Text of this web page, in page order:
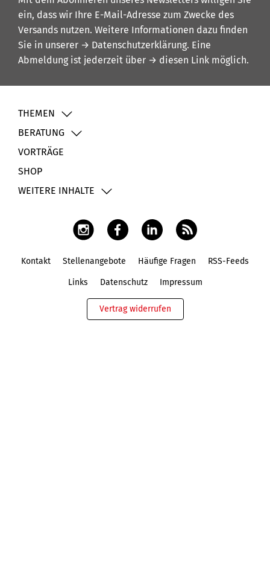
ein, dass wir Ihre E-Mail-Adresse zum Zwecke des
Versands nutzen. Weitere Informationen dazu finden
Sie in unserer → Datenschutzerklärung. Eine
Abmeldung ist jederzeit über → diesen Link möglich.
THEMEN
BERATUNG
VORTRÄGE
SHOP
WEITERE INHALTE
Kontakt Stellenangebote Häufige Fragen RSS-Feeds
Links Datenschutz Impressum
Vertrag widerrufen